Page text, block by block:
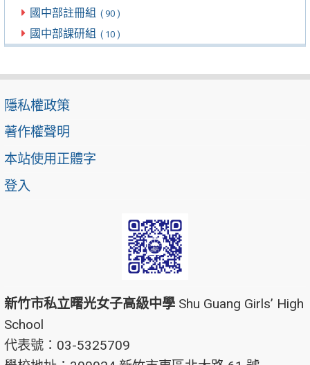
國中部註冊組 ( 90 )
國中部課研組 ( 10 )
隱私權政策
著作權聲明
本站使用正體字
登入
新竹市私立曙光女子高級中學 Shu Guang Girls’ High
School
代表號：03-5325709